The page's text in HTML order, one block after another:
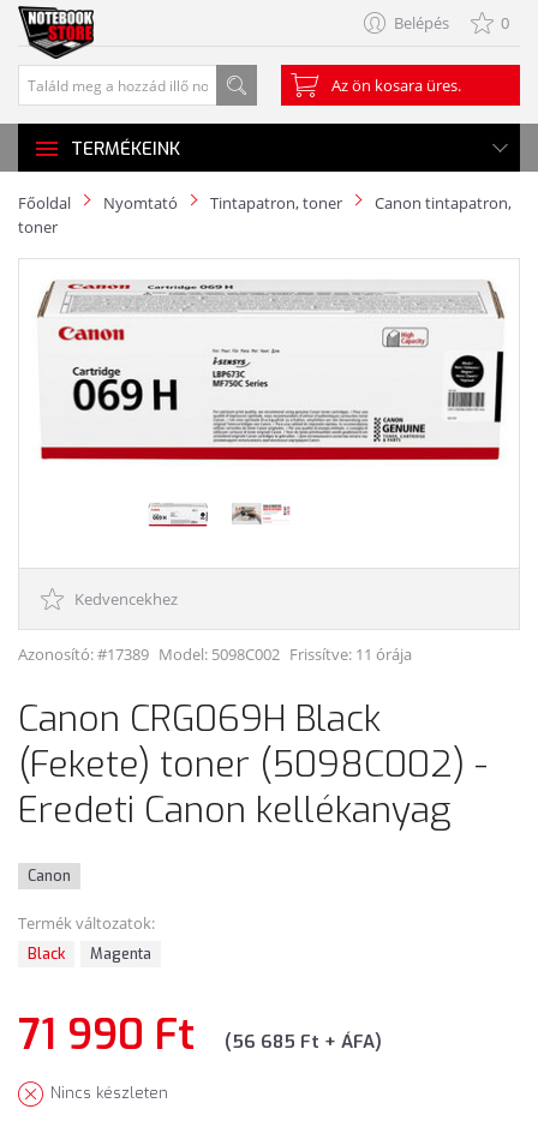
Belépés 0
Az ön kosara üres.
TERMÉKEINK
Főoldal Nyomtató Tintapatron, toner
Canon tintapatron,
toner
Kedvencekhez
Azonosító: #17389 Model: 5098C002 Frissítve: 11 órája
Canon CRG069H Black
(Fekete) toner (5098C002) -
Eredeti Canon kellékanyag
Canon
Termék változatok:
Black Magenta
71 990 Ft (56 685 Ft + ÁFA)
Nincs készleten